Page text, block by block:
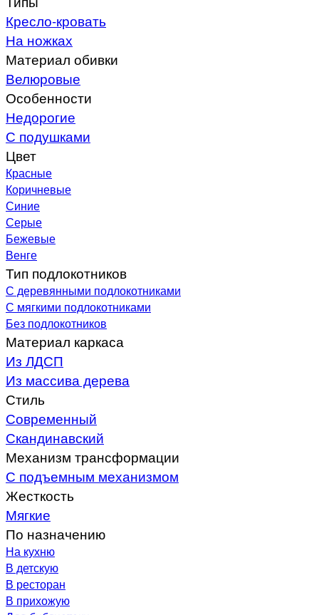
Кресло-кровать
На ножках
Материал обивки
Велюровые
Особенности
Недорогие
С подушками
Цвет
Красные
Коричневые
Синие
Серые
Бежевые
Венге
Тип подлокотников
С деревянными подлокотниками
С мягкими подлокотниками
Без подлокотников
Материал каркаса
Из ЛДСП
Из массива дерева
Стиль
Современный
Скандинавский
Механизм трансформации
С подъемным механизмом
Жесткость
Мягкие
По назначению
На кухню
В детскую
В ресторан
В прихожую